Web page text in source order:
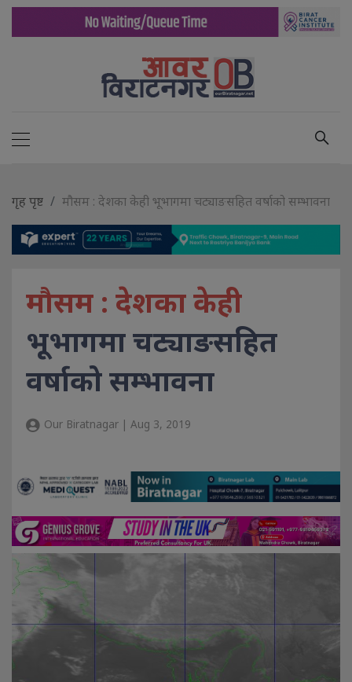
गृह पृष्ट मौसम : देशका केही भूभागमा चट्याङसहित वर्षाको सम्भावना
मौसम : देशका केही
भूभागमा चट्याङसहित
वर्षाको सम्भावना
Our Biratnagar | Aug 3, 2019